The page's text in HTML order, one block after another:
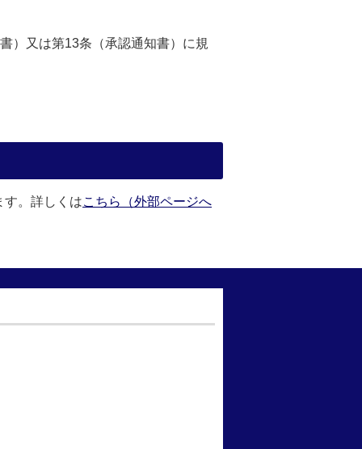
）又は第13条（承認通知書）に規
す。詳しくはこちら（外部ページへ